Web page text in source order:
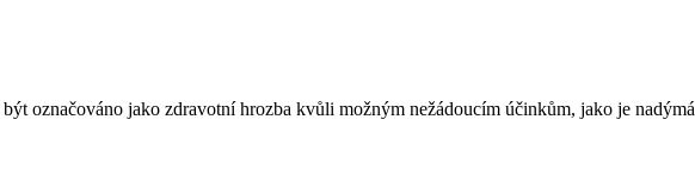
označováno jako zdravotní hrozba kvůli možným nežádoucím účinkům, jako je